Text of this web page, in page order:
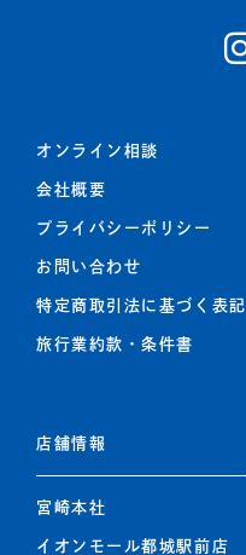
オンライン相談
会社概要
プライバシーポリシー
お問い合わせ
特定商取引法に基づく表記
旅行業約款・条件書
店舗情報
宮崎本社
イオンモール都城駅前店